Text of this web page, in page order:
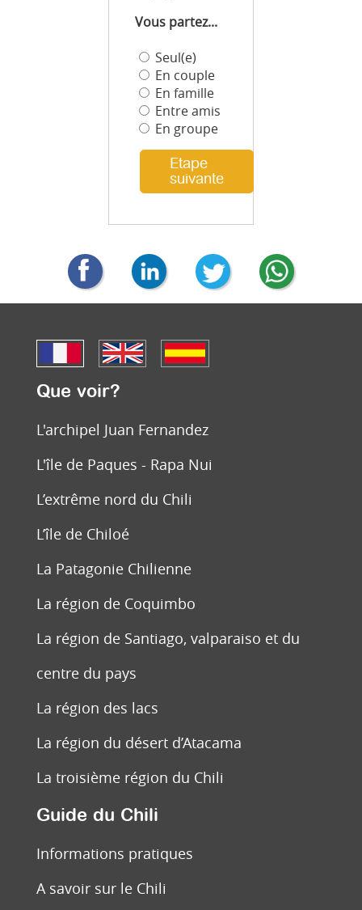
Vous partez...
Seul(e)
En couple
En famille
Entre amis
En groupe
Etape
suivante
Que voir?
L'archipel Juan Fernandez
L'île de Paques - Rapa Nui
L’extrême nord du Chili
L’île de Chiloé
La Patagonie Chilienne
La région de Coquimbo
La région de Santiago, valparaiso et du
centre du pays
La région des lacs
La région du désert d’Atacama
La troisième région du Chili
Guide du Chili
Informations pratiques
A savoir sur le Chili